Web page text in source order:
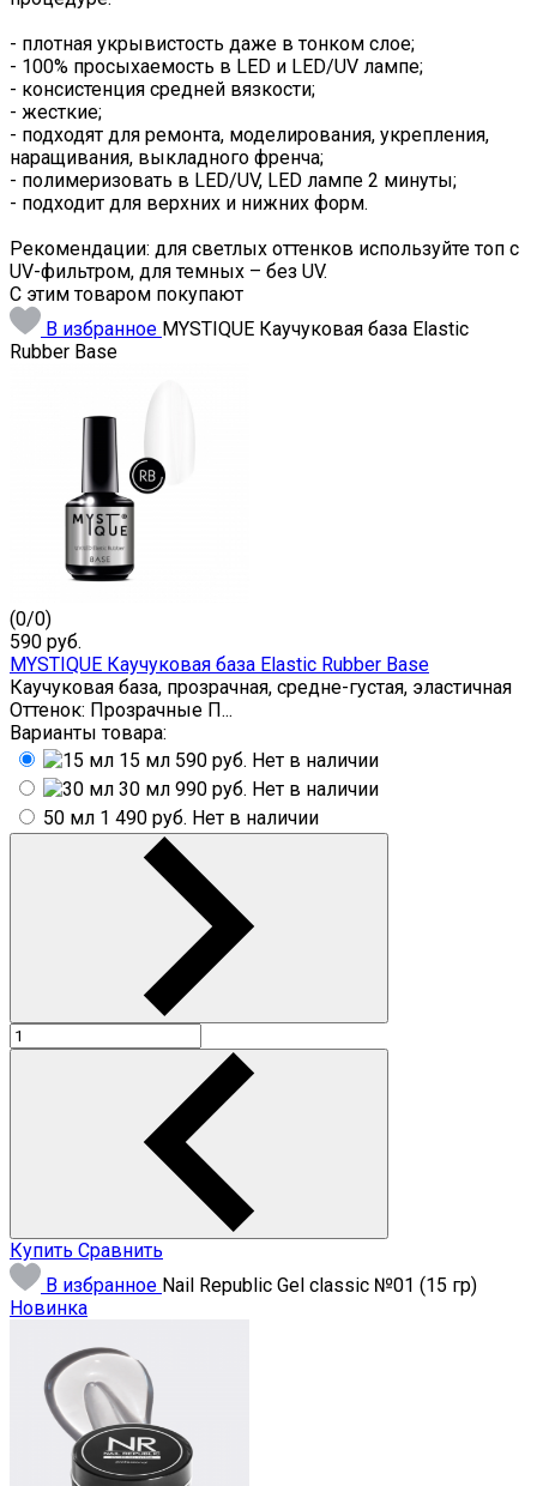
- плотная укрывистость даже в тонком слое;
- 100% просыхаемость в LED и LED/UV лампе;
- консистенция средней вязкости;
- жесткие;
- подходят для ремонта, моделирования, укрепления,
наращивания, выкладного френча;
- полимеризовать в LED/UV, LED лампе 2 минуты;
- подходит для верхних и нижних форм.
Рекомендации: для светлых оттенков используйте топ с
UV-фильтром, для темных – без UV.
С этим товаром покупают
В избранное MYSTIQUE Каучуковая база Elastic
Rubber Base
(0/0)
590 руб.
MYSTIQUE Каучуковая база Elastic Rubber Base
Каучуковая база, прозрачная, средне-густая, эластичная
Оттенок: Прозрачные П...
Варианты товара:
15 мл 590 руб. Нет в наличии
30 мл 990 руб. Нет в наличии
50 мл 1 490 руб. Нет в наличии
Купить Сравнить
В избранное Nail Republic Gel classic №01 (15 гр)
Новинка